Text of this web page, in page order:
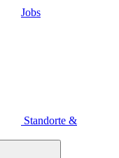
Jobs
Standorte &